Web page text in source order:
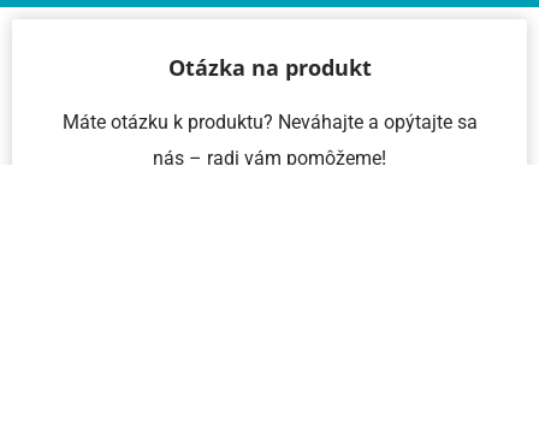
Otázka na produkt
Máte otázku k produktu? Neváhajte a opýtajte sa
nás – radi vám pomôžeme!